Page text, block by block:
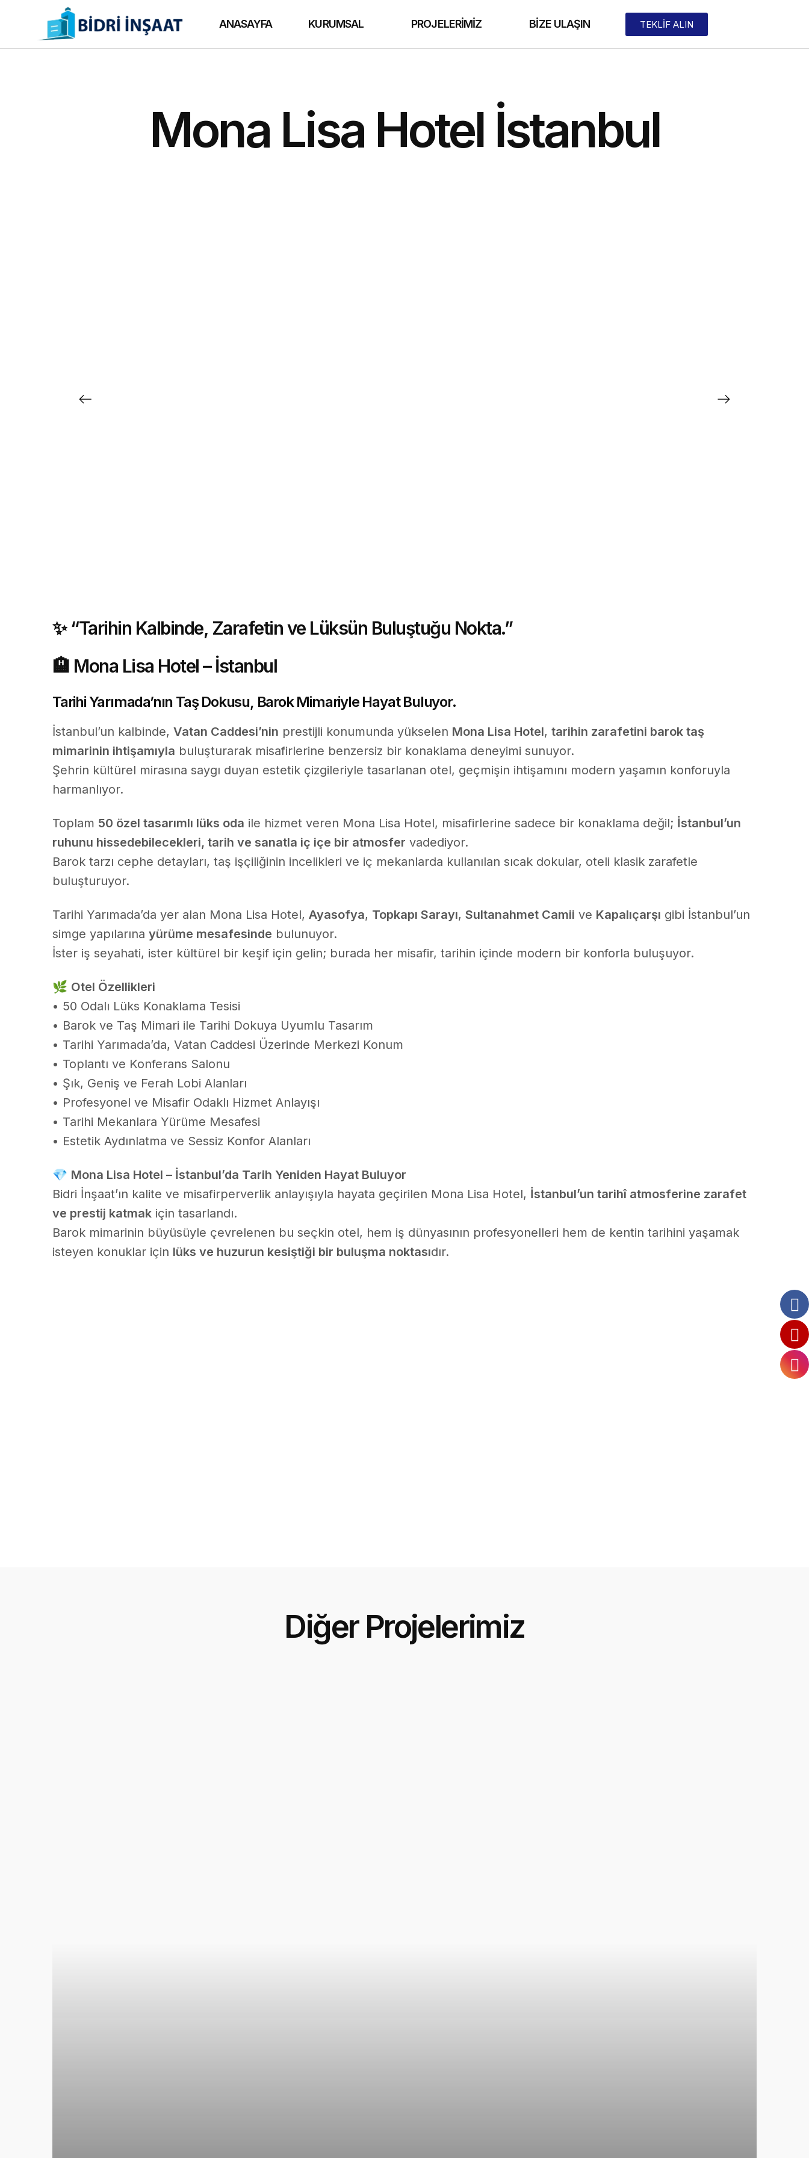
ANASAYFA KURUMSAL PROJELERIMIZ BIZE ULAŞIN TEKLİF ALIN
Mona Lisa Hotel İstanbul
✨“Tarihin Kalbinde, Zarafetin ve Lüksün Buluştuğu Nokta.”
🏨 Mona Lisa Hotel – İstanbul
Tarihi Yarımada’nın Taş Dokusu, Barok Mimariyle Hayat Buluyor.
İstanbul’un kalbinde, Vatan Caddesi’nin prestijli konumunda yükselen Mona Lisa Hotel, tarihin zarafetini barok taş
mimarinin ihtişamıyla buluşturarak misafirlerine benzersiz bir konaklama deneyimi sunuyor.
Şehrin kültürel mirasına saygı duyan estetik çizgileriyle tasarlanan otel, geçmişin ihtişamını modern yaşamın konforuyla
harmanlıyor.
Toplam 50 özel tasarımlı lüks oda ile hizmet veren Mona Lisa Hotel, misafirlerine sadece bir konaklama değil; İstanbul’un
ruhunu hissedebilecekleri, tarih ve sanatla iç içe bir atmosfer vadediyor.
Barok tarzı cephe detayları, taş işçiliğinin incelikleri ve iç mekanlarda kullanılan sıcak dokular, oteli klasik zarafetle
buluşturuyor.
Tarihi Yarımada’da yer alan Mona Lisa Hotel, Ayasofya, Topkapı Sarayı, Sultanahmet Camii ve Kapalıçarşı gibi İstanbul’un
simge yapılarına yürüme mesafesinde bulunuyor.
İster iş seyahati, ister kültürel bir keşif için gelin; burada her misafir, tarihin içinde modern bir konforla buluşuyor.
🌿 Otel Özellikleri
• 50 Odalı Lüks Konaklama Tesisi
• Barok ve Taş Mimari ile Tarihi Dokuya Uyumlu Tasarım
• Tarihi Yarımada’da, Vatan Caddesi Üzerinde Merkezi Konum
• Toplantı ve Konferans Salonu
• Şık, Geniş ve Ferah Lobi Alanları
• Profesyonel ve Misafir Odaklı Hizmet Anlayışı
• Tarihi Mekanlara Yürüme Mesafesi
• Estetik Aydınlatma ve Sessiz Konfor Alanları
💎 Mona Lisa Hotel – İstanbul’da Tarih Yeniden Hayat Buluyor
Bidri İnşaat’ın kalite ve misafirperverlik anlayışıyla hayata geçirilen Mona Lisa Hotel, İstanbul’un tarihî atmosferine zarafet
ve prestij katmak için tasarlandı.
Barok mimarinin büyüsüyle çevrelenen bu seçkin otel, hem iş dünyasının profesyonelleri hem de kentin tarihini yaşamak
isteyen konuklar için lüks ve huzurun kesiştiği bir buluşma noktasıdır.
Diğer Projelerimiz